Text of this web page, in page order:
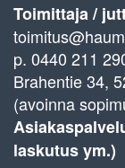
Toimittaja /
p. 0440 211
Brahentie 34,
(avoinna
laskutus ym.)